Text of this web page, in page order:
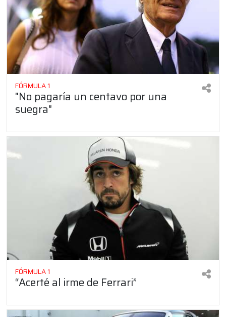
FÓRMULA 1
"No pagaría un centavo por una
suegra"
FÓRMULA 1
“Acerté al irme de Ferrari”